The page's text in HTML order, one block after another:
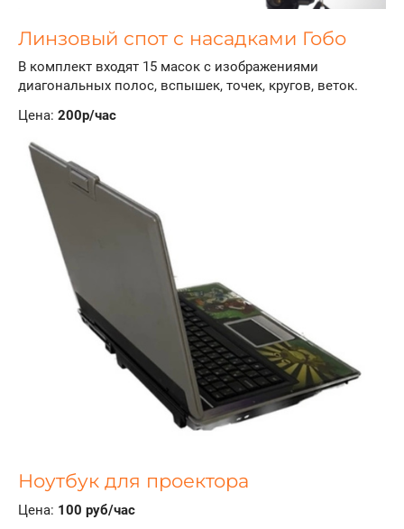
Линзовый спот с насадками Гобо
В комплект входят 15 масок с изображениями
диагональных полос, вспышек, точек, кругов, веток.
Цена: 200р/час
Ноутбук для проектора
Цена: 100 руб/час